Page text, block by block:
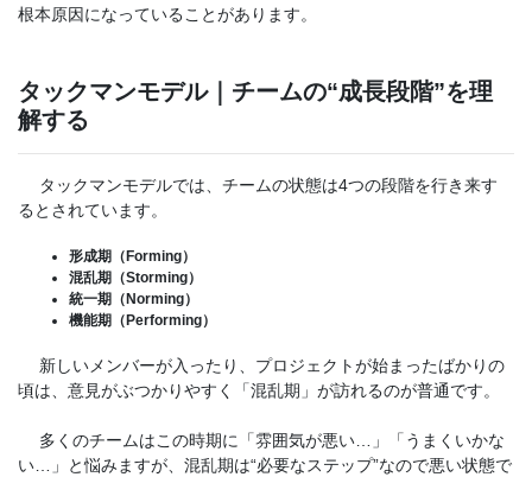
根本原因になっていることがあります。
タックマンモデル｜チームの“成長段階”を理
解する
タックマンモデルでは、チームの状態は4つの段階を行き来す
るとされています。
形成期（Forming）
混乱期（Storming）
統一期（Norming）
機能期（Performing）
新しいメンバーが入ったり、プロジェクトが始まったばかりの
頃は、意見がぶつかりやすく「混乱期」が訪れるのが普通です。
多くのチームはこの時期に「雰囲気が悪い…」「うまくいかな
い…」と悩みますが、混乱期は“必要なステップ”なので悪い状態で